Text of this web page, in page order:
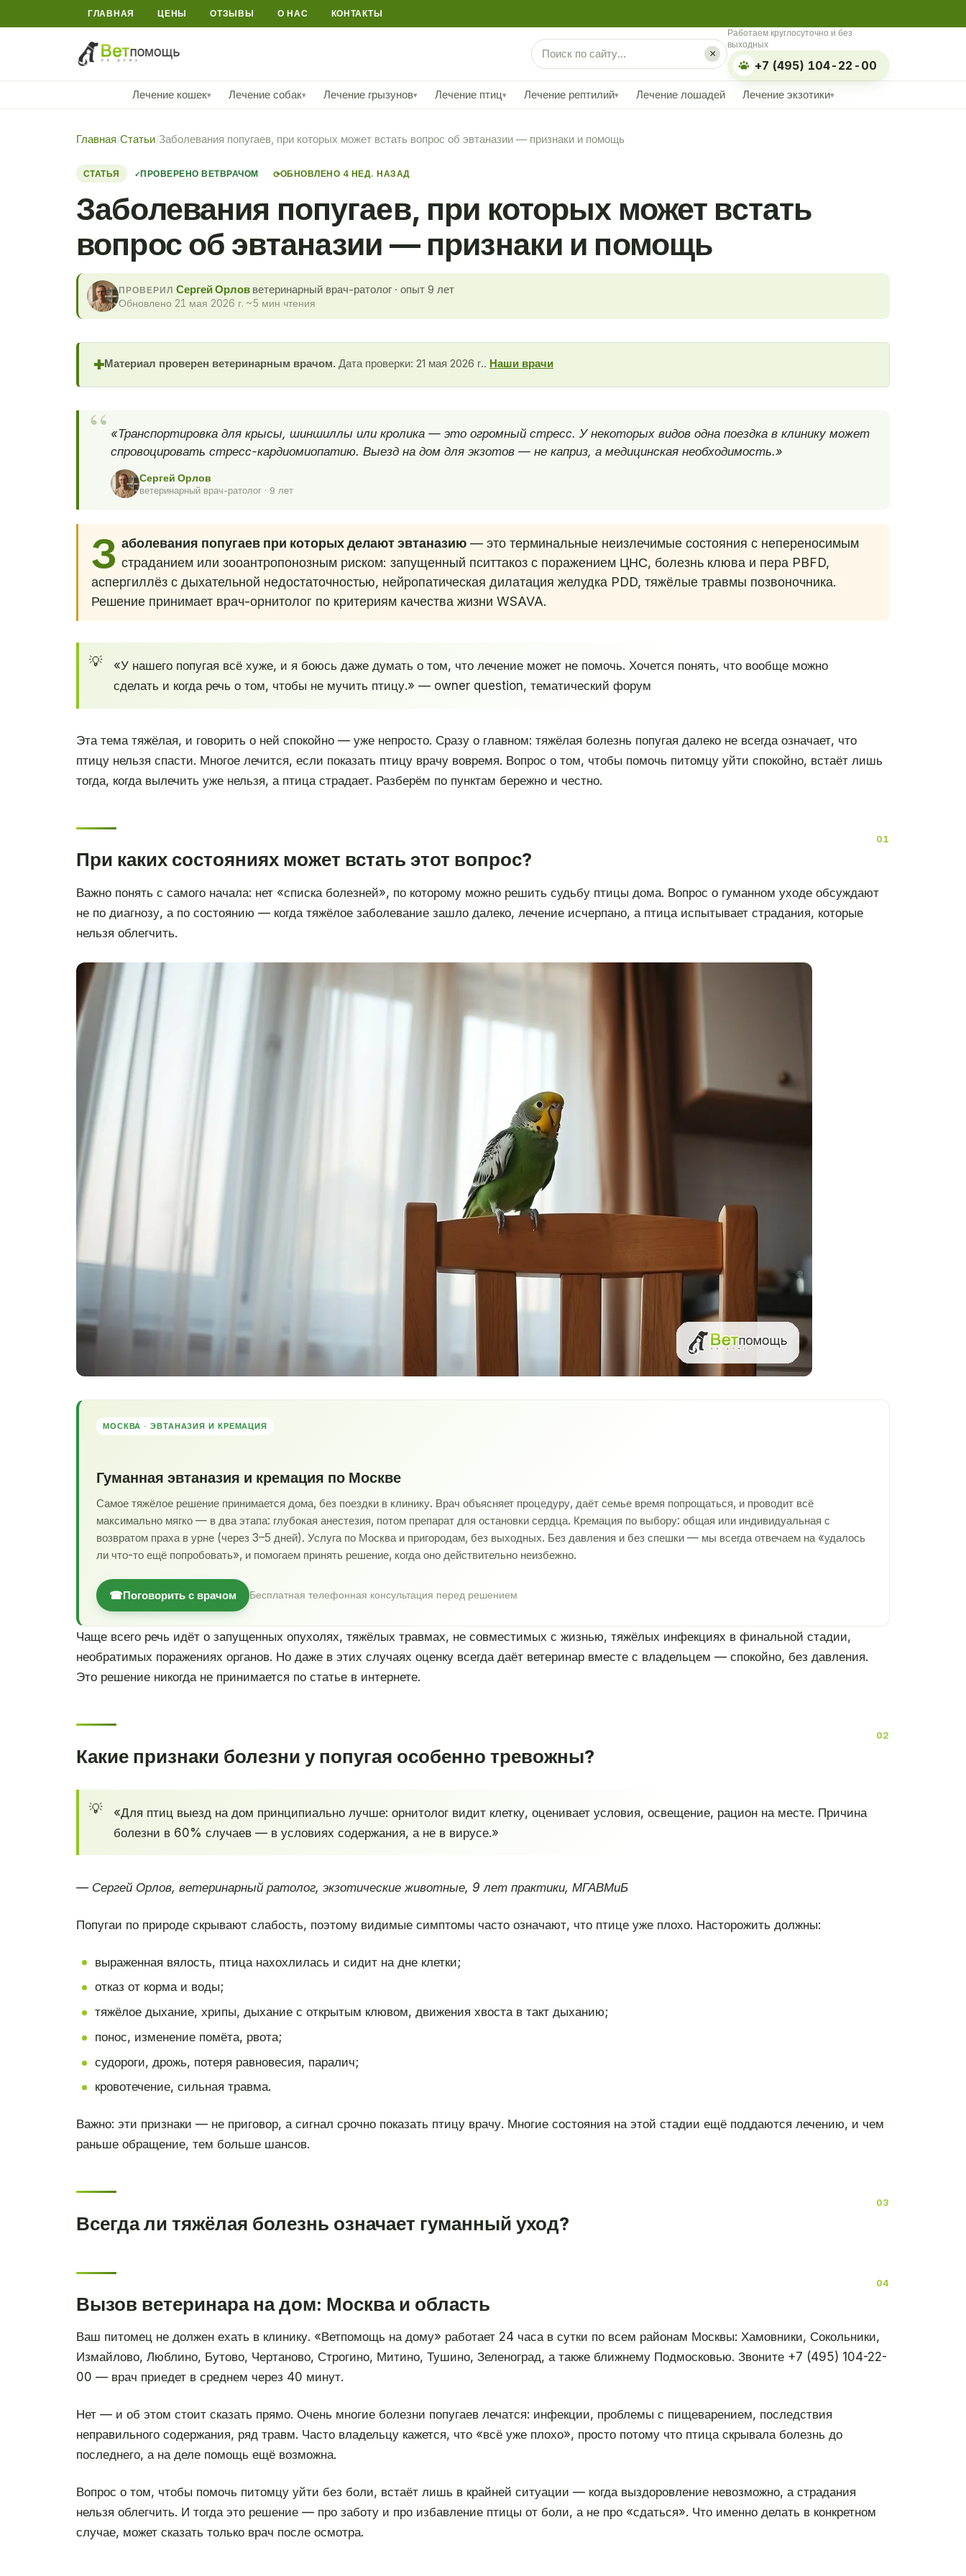
ГЛАВНАЯ ЦЕНЫ ОТЗЫВЫ О НАС КОНТАКТЫ
×
Работаем круглосуточно и без
выходных
+7 (495) 104-22-00
Лечение кошек▾ Лечение собак▾ Лечение грызунов▾ Лечение птиц▾ Лечение рептилий▾ Лечение лошадей Лечение экзотики▾
Главная/Статьи/Заболевания попугаев, при которых может встать вопрос об эвтаназии — признаки и помощь
СТАТЬЯ ПРОВЕРЕНО ВЕТВРАЧОМ ⟳ОБНОВЛЕНО 4 НЕД. НАЗАД
Заболевания попугаев, при которых может встать
вопрос об эвтаназии — признаки и помощь
ПРОВЕРИЛ Сергей Орлов ветеринарный врач-ратолог · опыт 9 лет
Обновлено 21 мая 2026 г. ~5 мин чтения
✚Материал проверен ветеринарным врачом. Дата проверки: 21 мая 2026 г.. Наши врачи
«Транспортировка для крысы, шиншиллы или кролика — это огромный стресс. У некоторых видов одна поездка в клинику может
спровоцировать стресс-кардиомиопатию. Выезд на дом для экзотов — не каприз, а медицинская необходимость.»
Сергей Орлов
ветеринарный врач-ратолог · 9 лет
З аболевания попугаев при которых делают эвтаназию— это терминальные неизлечимые состояния с непереносимым
страданием или зооантропонозным риском: запущенный пситтакоз с поражением ЦНС, болезнь клюва и пера PBFD,
аспергиллёз с дыхательной недостаточностью, нейропатическая дилатация желудка PDD, тяжёлые травмы позвоночника.
Решение принимает врач-орнитолог по критериям качества жизни WSAVA.
«У нашего попугая всё хуже, и я боюсь даже думать о том, что лечение может не помочь. Хочется понять, что вообще можно
сделать и когда речь о том, чтобы не мучить птицу.» — owner question, тематический форум
Эта тема тяжёлая, и говорить о ней спокойно — уже непросто. Сразу о главном: тяжёлая болезнь попугая далеко не всегда означает, что
птицу нельзя спасти. Многое лечится, если показать птицу врачу вовремя. Вопрос о том, чтобы помочь питомцу уйти спокойно, встаёт лишь
тогда, когда вылечить уже нельзя, а птица страдает. Разберём по пунктам бережно и честно.
При каких состояниях может встать этот вопрос?
Важно понять с самого начала: нет «списка болезней», по которому можно решить судьбу птицы дома. Вопрос о гуманном уходе обсуждают
не по диагнозу, а по состоянию — когда тяжёлое заболевание зашло далеко, лечение исчерпано, а птица испытывает страдания, которые
нельзя облегчить.
МОСКВА · ЭВТАНАЗИЯ И КРЕМАЦИЯ
Гуманная эвтаназия и кремация по Москве
Самое тяжёлое решение принимается дома, без поездки в клинику. Врач объясняет процедуру, даёт семье время попрощаться, и проводит всё
максимально мягко — в два этапа: глубокая анестезия, потом препарат для остановки сердца. Кремация по выбору: общая или индивидуальная с
возвратом праха в урне (через 3–5 дней). Услуга по Москва и пригородам, без выходных. Без давления и без спешки — мы всегда отвечаем на «удалось
ли что-то ещё попробовать», и помогаем принять решение, когда оно действительно неизбежно.
☎Поговорить с врачом Бесплатная телефонная консультация перед решением
Чаще всего речь идёт о запущенных опухолях, тяжёлых травмах, не совместимых с жизнью, тяжёлых инфекциях в финальной стадии,
необратимых поражениях органов. Но даже в этих случаях оценку всегда даёт ветеринар вместе с владельцем — спокойно, без давления.
Это решение никогда не принимается по статье в интернете.
Какие признаки болезни у попугая особенно тревожны?
«Для птиц выезд на дом принципиально лучше: орнитолог видит клетку, оценивает условия, освещение, рацион на месте. Причина
болезни в 60% случаев — в условиях содержания, а не в вирусе.»
— Сергей Орлов, ветеринарный ратолог, экзотические животные, 9 лет практики, МГАВМиБ
Попугаи по природе скрывают слабость, поэтому видимые симптомы часто означают, что птице уже плохо. Насторожить должны:
выраженная вялость, птица нахохлилась и сидит на дне клетки;
отказ от корма и воды;
тяжёлое дыхание, хрипы, дыхание с открытым клювом, движения хвоста в такт дыханию;
понос, изменение помёта, рвота;
судороги, дрожь, потеря равновесия, паралич;
кровотечение, сильная травма.
Важно: эти признаки — не приговор, а сигнал срочно показать птицу врачу. Многие состояния на этой стадии ещё поддаются лечению, и чем
раньше обращение, тем больше шансов.
Всегда ли тяжёлая болезнь означает гуманный уход?
Вызов ветеринара на дом: Москва и область
Ваш питомец не должен ехать в клинику. «Ветпомощь на дому» работает 24 часа в сутки по всем районам Москвы: Хамовники, Сокольники,
Измайлово, Люблино, Бутово, Чертаново, Строгино, Митино, Тушино, Зеленоград, а также ближнему Подмосковью. Звоните +7 (495) 104-22-
00 — врач приедет в среднем через 40 минут.
Нет — и об этом стоит сказать прямо. Очень многие болезни попугаев лечатся: инфекции, проблемы с пищеварением, последствия
неправильного содержания, ряд травм. Часто владельцу кажется, что «всё уже плохо», просто потому что птица скрывала болезнь до
последнего, а на деле помощь ещё возможна.
Вопрос о том, чтобы помочь питомцу уйти без боли, встаёт лишь в крайней ситуации — когда выздоровление невозможно, а страдания
нельзя облегчить. И тогда это решение — про заботу и про избавление птицы от боли, а не про «сдаться». Что именно делать в конкретном
случае, может сказать только врач после осмотра.